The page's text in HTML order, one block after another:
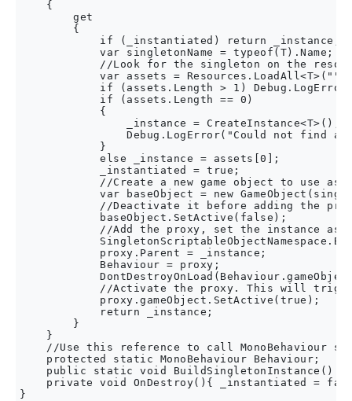
    {
        get
        {
            if (_instantiated) return _instance;
            var singletonName = typeof(T).Name;
//Look for the singleton on the
var assets =
if (assets.Length > 1)
            if (assets.Length == 0)
            {
                _instance = CreateInstance<T>();
Debug.LogError("Could not find a
            }
            else _instance = assets[0];
            _instantiated = true;
//Create a new game object to use as
var baseObject = new
//Deactivate it before adding the
            baseObject.SetActive(false);
//Add the proxy, set the instance as
            proxy.Parent = _instance;
            Behaviour = proxy;
//Activate the proxy. This will
            proxy.gameObject.SetActive(true);
            return _instance;
        }
    }
//Use this reference to call MonoBehaviour
    protected static MonoBehaviour Behaviour;
public static void BuildSingletonInstance()
private void OnDestroy(){ _instantiated =
}